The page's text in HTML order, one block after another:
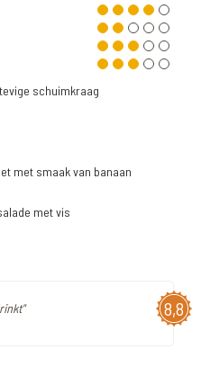
schuimkraag
met smaak van banaan
met vis
8,8